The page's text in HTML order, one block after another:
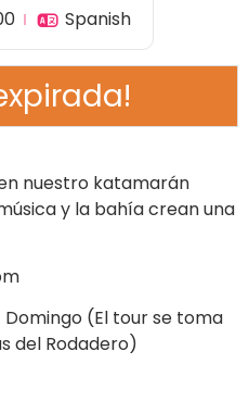
Spanish
nuestro katamarán
y la bahía crean una
(El tour se toma
del Rodadero)